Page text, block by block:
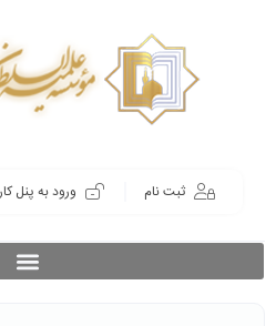
ثبت نام ورود به پنل